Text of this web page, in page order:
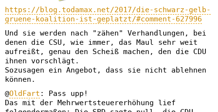
https://blog.todamax.net/2017/die-schwarz-gelb-
gruene-koalition-ist-geplatzt/#comment-627996
Und sie werden nach "zähen" Verhandlungen, bei
denen die CSU, wie immer, das Maul sehr weit
aufreißt, genau den Scheiß machen, den die CDU
ihnen vorschlägt.
Sozusagen ein Angebot, dass sie nicht ablehnen
können.
@OldFart : Pass upp!
Das mit der Mehrwertsteuererhöhung lief